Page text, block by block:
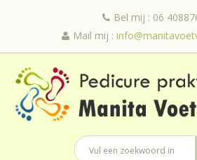
Bel mij : 06
Mail mij :